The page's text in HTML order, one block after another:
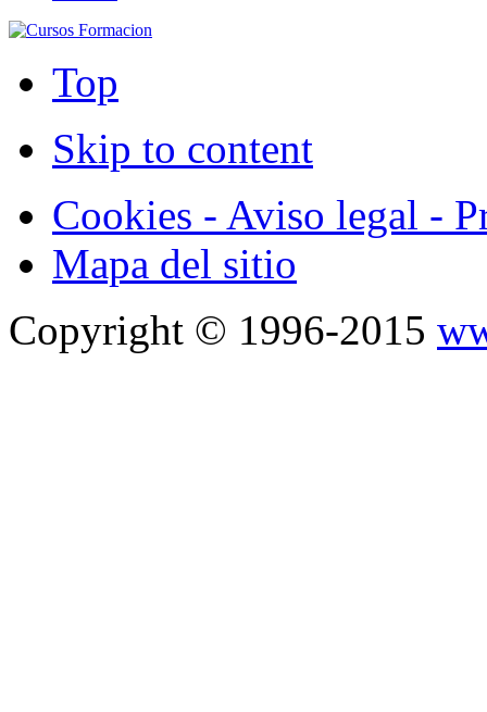
Top
Skip to content
Cookies - Aviso legal -
Mapa del sitio
Copyright © 1996-2015